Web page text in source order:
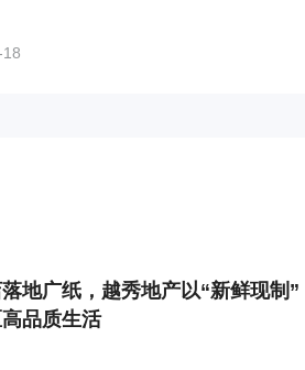
地广纸，越秀地产以“新鲜现制”
品质生活